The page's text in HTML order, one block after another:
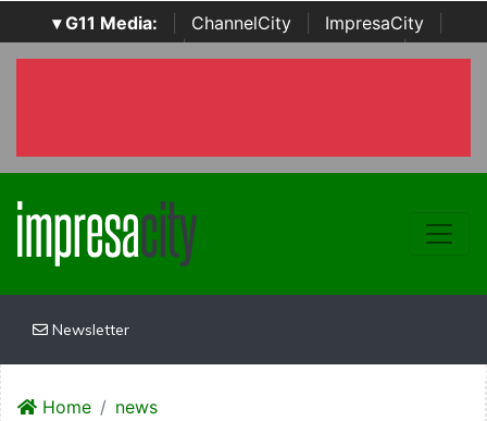
▾ G11 Media: ChannelCity ImpresaCity
SecurityOpenLab | Italian Channel Awards | Italian
Newsletter
Home
news